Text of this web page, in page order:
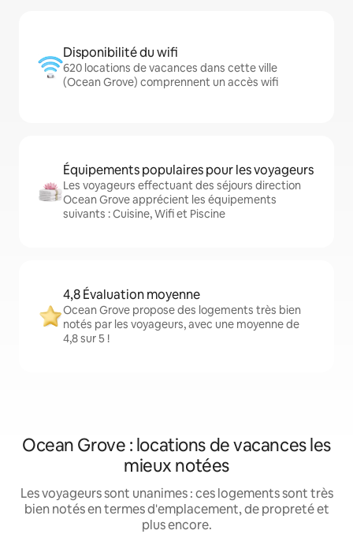
Disponibilité du wifi
620 locations de vacances dans cette ville
(Ocean Grove) comprennent un accès wifi
Équipements populaires pour les voyageurs
Les voyageurs effectuant des séjours direction
Ocean Grove apprécient les équipements
suivants : Cuisine, Wifi et Piscine
4,8 Évaluation moyenne
Ocean Grove propose des logements très bien
notés par les voyageurs, avec une moyenne de
4,8 sur 5 !
Ocean Grove : locations de vacances les
mieux notées
Les voyageurs sont unanimes : ces logements sont très
bien notés en termes d'emplacement, de propreté et
plus encore.